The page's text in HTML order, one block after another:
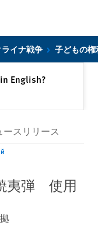
イナ戦争 子どもの権
English?
ースリリース
夷弾 使用